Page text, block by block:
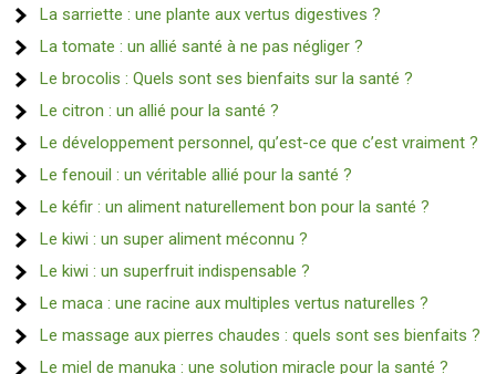
La sarriette : une plante aux vertus digestives ?
La tomate : un allié santé à ne pas négliger ?
Le brocolis : Quels sont ses bienfaits sur la santé ?
Le citron : un allié pour la santé ?
Le développement personnel, qu’est-ce que c’est vraiment ?
Le fenouil : un véritable allié pour la santé ?
Le kéfir : un aliment naturellement bon pour la santé ?
Le kiwi : un super aliment méconnu ?
Le kiwi : un superfruit indispensable ?
Le maca : une racine aux multiples vertus naturelles ?
Le massage aux pierres chaudes : quels sont ses bienfaits ?
Le miel de manuka : une solution miracle pour la santé ?